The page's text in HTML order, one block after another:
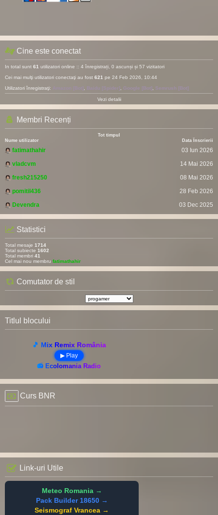
Cine este conectat
In total sunt 61 utilizatori online :: 4 înregistrați, 0 ascunși și 57 vizitatori
Cei mai mulţi utilizatori conectaţi au fost 621 pe 24 Feb 2026, 10:44
Utilizatori înregistraţi: Amazon [Bot] Baidu [Spider] Google [Bot] Semrush [Bot]
Vezi detalii
Membri Recenți
Tot timpul
Nume utilizator
Data Înscrierii
fatimathahir
03 Iun 2026
vladcvm
14 Mai 2026
fresh215250
08 Mai 2026
pomitil436
28 Feb 2026
Devendra
03 Dec 2025
Statistici
Total mesaje 1714
Total subiecte 1602
Total membri 41
Cel mai nou membru fatimathahir
Comutator de stil
Titlul blocului
🎵 Mix Remix România
▶ Play
📻 Ecolomania Radio
Curs BNR
Link-uri Utile
Meteo Romania →
Pack Builder 18650 →
Seismograf Vrancea →